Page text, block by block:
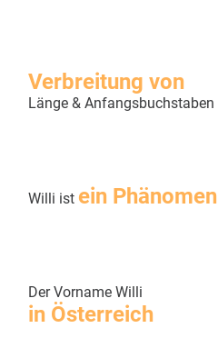
Verbreitung von
Länge & Anfangsbuchstaben
Willi ist ein Phänomen
Der Vorname Willi
in Österreich